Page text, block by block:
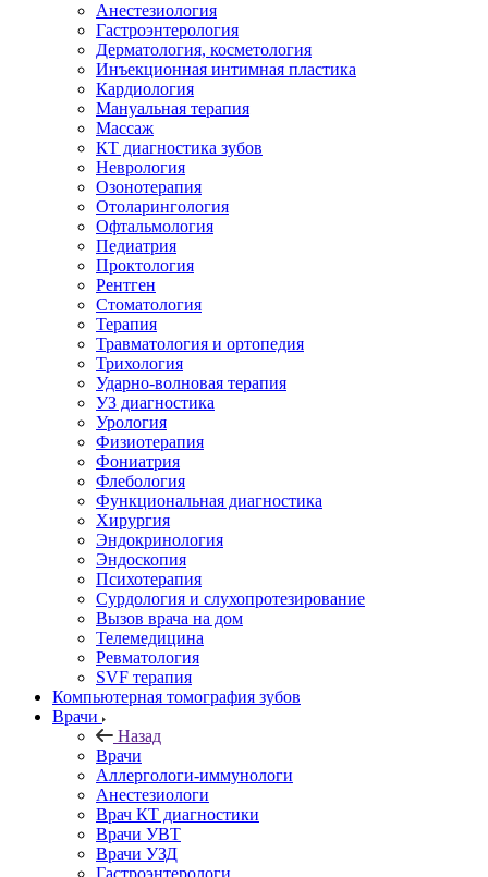
Анестезиология
Гастроэнтерология
Дерматология, косметология
Инъекционная интимная пластика
Кардиология
Мануальная терапия
Массаж
КТ диагностика зубов
Неврология
Озонотерапия
Отоларингология
Офтальмология
Педиатрия
Проктология
Рентген
Стоматология
Терапия
Травматология и ортопедия
Трихология
Ударно-волновая терапия
УЗ диагностика
Урология
Физиотерапия
Фониатрия
Флебология
Функциональная диагностика
Хирургия
Эндокринология
Эндоскопия
Психотерапия
Сурдология и слухопротезирование
Вызов врача на дом
Телемедицина
Ревматология
SVF терапия
Компьютерная томография зубов
Врачи
Назад
Врачи
Аллергологи-иммунологи
Анестезиологи
Врач КТ диагностики
Врачи УВТ
Врачи УЗД
Гастроэнтерологи